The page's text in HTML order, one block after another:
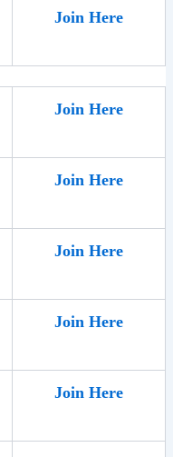
Join Here
Join Here
Join Here
Join Here
Join Here
Join Here